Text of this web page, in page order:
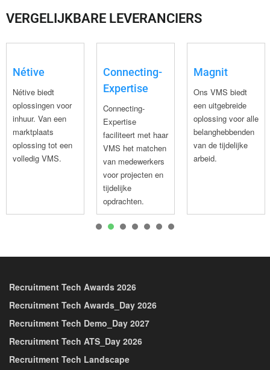
VERGELIJKBARE LEVERANCIERS
Nétive
Nétive biedt
oplossingen voor
inhuur. Van een
marktplaats
oplossing tot een
volledig VMS.
Connecting-
Expertise
Connecting-
Expertise
faciliteert met haar
VMS het matchen
van medewerkers
voor projecten en
tijdelijke
opdrachten.
Magnit
Ons VMS biedt
een uitgebreide
oplossing voor alle
belanghebbenden
van de tijdelijke
arbeid.
Recruitment Tech Awards 2026
Recruitment Tech Awards_Day 2026
Recruitment Tech Demo_Day 2027
Recruitment Tech ATS_Day 2026
Recruitment Tech Landscape